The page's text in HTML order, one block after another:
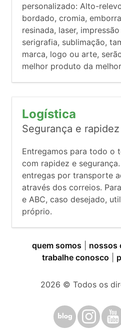
personalizado: Alto-
bordado, cromia,
resinada, laser,
serigrafia, sublimação,
marca, logo ou arte,
melhor produto da
Logística
Segurança e rapidez
Entregamos para todo o
com rapidez e
entregas por transporte
através dos correios.
e ABC, caso desejado,
próprio.
quem somos nossos
trabalhe conosco
2026 © Todos os